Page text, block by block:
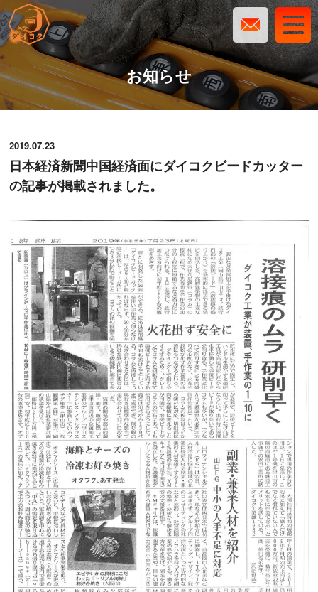
お知らせ
2019.07.23
日本経済新聞中国経済面にダイコクビードカッター
の記事が掲載されました。